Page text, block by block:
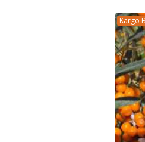
şov
6
renkte
renkli,
Çelik
alev
Kargo